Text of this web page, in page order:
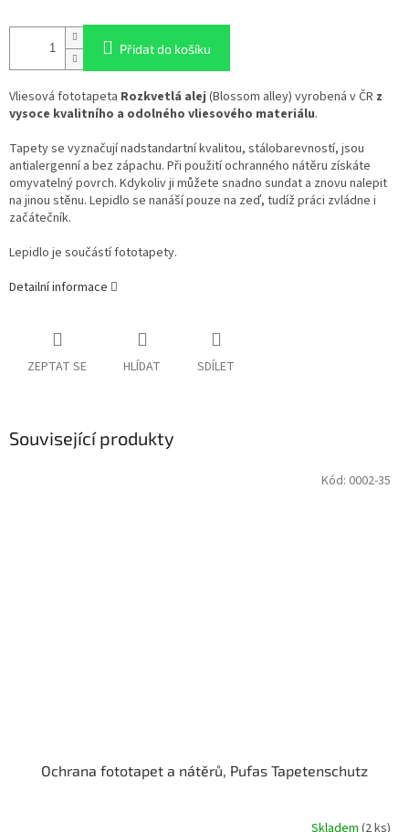
Přidat do košíku
Vliesová fototapeta Rozkvetlá alej (Blossom alley) vyrobená v ČR z
vysoce kvalitního a odolného vliesového materiálu.
Tapety se vyznačují nadstandartní kvalitou, stálobarevností, jsou
antialergenní a bez zápachu. Při použití ochranného nátěru získáte
omyvatelný povrch. Kdykoliv ji můžete snadno sundat a znovu nalepit
na jinou stěnu. Lepidlo se nanáší pouze na zeď, tudíž práci zvládne i
začátečník.
Lepidlo je součástí fototapety.
Detailní informace
ZEPTAT SE HLÍDAT SDÍLET
Související produkty
Ochrana fototapet a nátěrů, Pufas Tapetenschutz
Skladem (2 ks)
Kód: 0002-35